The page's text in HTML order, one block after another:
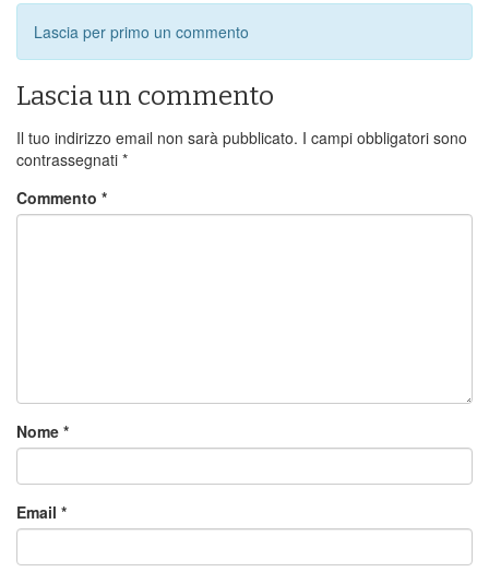
Lascia per primo un commento
Lascia un commento
Il tuo indirizzo email non sarà pubblicato. I campi obbligatori sono
contrassegnati *
Commento *
Nome *
Email *